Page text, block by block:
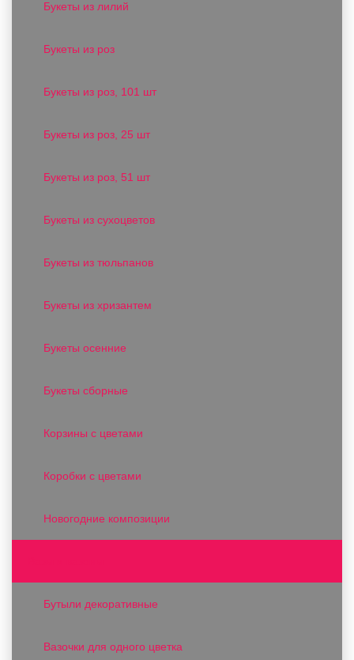
Букеты из лилий
Букеты из роз
Букеты из роз, 101 шт
Букеты из роз, 25 шт
Букеты из роз, 51 шт
Букеты из сухоцветов
Букеты из тюльпанов
Букеты из хризантем
Букеты осенние
Букеты сборные
Корзины с цветами
Коробки с цветами
Новогодние композиции
Бутыли декоративные
Вазочки для одного цветка